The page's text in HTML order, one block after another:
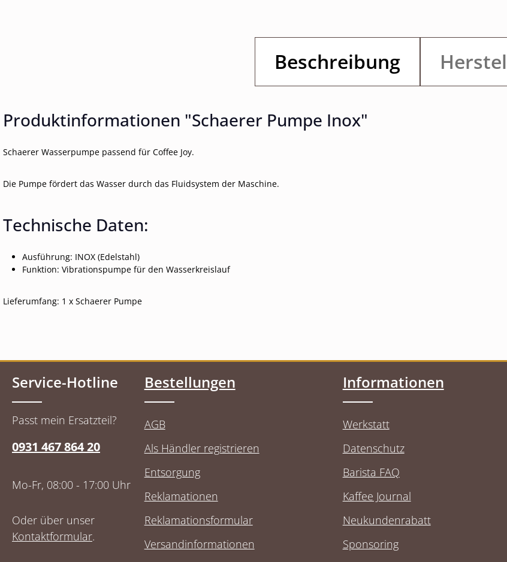
Beschreibung
Produktinformationen "Schaerer Pumpe Inox"
Schaerer Wasserpumpe passend für Coffee Joy.
Die Pumpe fördert das Wasser durch das Fluidsystem der Maschine.
Technische Daten:
Ausführung: INOX (Edelstahl)
Funktion: Vibrationspumpe für den Wasserkreislauf
Lieferumfang: 1 x Schaerer Pumpe
Service-Hotline
Passt mein Ersatzteil?
0931 467 864 20
Mo-Fr, 08:00 - 17:00 Uhr
Oder über unser
Kontaktformular.
Bestellungen
AGB
Als Händler registrieren
Entsorgung
Reklamationen
Reklamationsformular
Versandinformationen
Informationen
Werkstatt
Datenschutz
Barista FAQ
Kaffee Journal
Neukundenrabatt
Sponsoring